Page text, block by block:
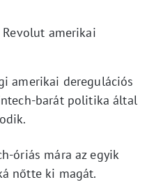
amerikai
amerikai deregulációs
barát politika által
óriás mára az egyik
nőtte ki magát.